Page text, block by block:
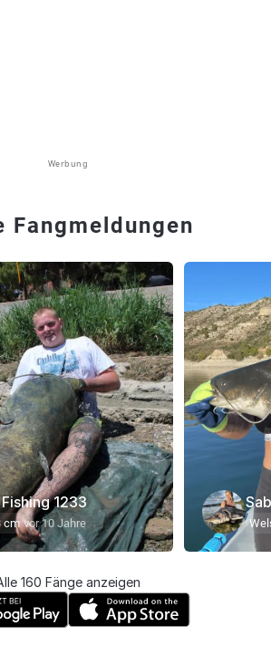
Werbung
Fangmeldungen
1233
cm vor 10 Jahre
160 Fänge anzeigen